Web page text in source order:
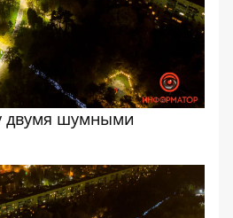
двумя шумными